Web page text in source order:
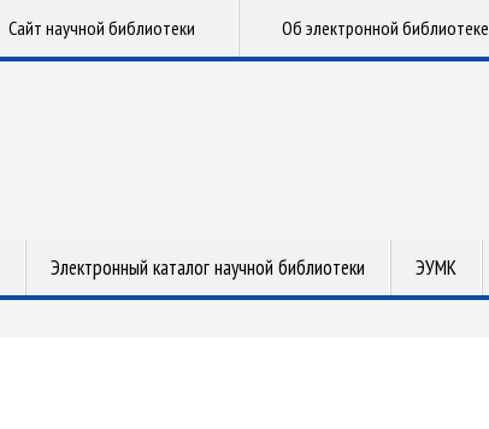
Сайт научной библиотеки Об электронной библиотеке
Электронный каталог научной библиотеки ЭУМК